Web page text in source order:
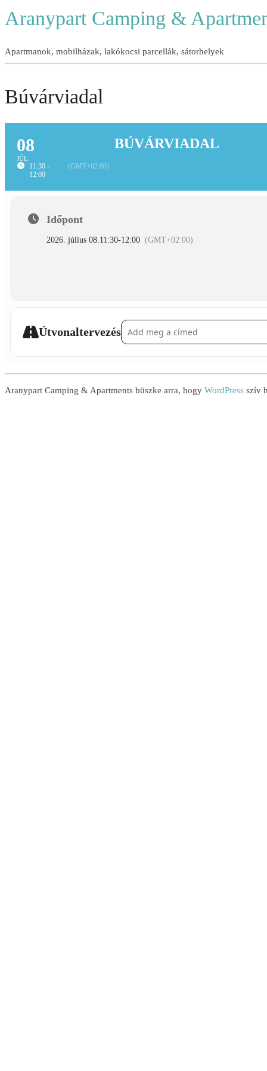
Aranypart Camping &
Apartmanok, mobilházak, lakókocsi parcellák, sátorhelyek
Búvárviadal
08
JÚL.
11:30 -
12:00
(GMT+02:00)
BÚVÁRVIADAL
Időpont
2026. július 08. 11:30-12:00 (GMT+02:00)
ÚtvonaltervezésAddress - Búvárviadal []
Aranypart Camping & Apartments büszke arra, hogy WordPress szív